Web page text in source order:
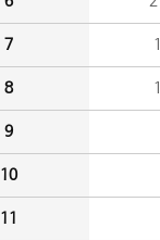
7
8
9
10
11